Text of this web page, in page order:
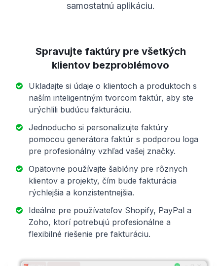
samostatnú aplikáciu.
Spravujte faktúry pre všetkých
klientov bezproblémovo
Ukladajte si údaje o klientoch a produktoch s
naším inteligentným tvorcom faktúr, aby ste
urýchlili budúcu fakturáciu.
Jednoducho si personalizujte faktúry
pomocou generátora faktúr s podporou loga
pre profesionálny vzhľad vašej značky.
Opätovne používajte šablóny pre rôznych
klientov a projekty, čím bude fakturácia
rýchlejšia a konzistentnejšia.
Ideálne pre používateľov Shopify, PayPal a
Zoho, ktorí potrebujú profesionálne a
flexibilné riešenie pre fakturáciu.